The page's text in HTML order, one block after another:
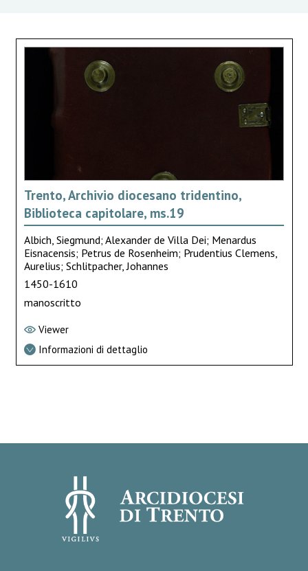
Trento, Archivio diocesano tridentino,
Biblioteca capitolare, ms.19
Albich, Siegmund; Alexander de Villa Dei; Menardus
Eisnacensis; Petrus de Rosenheim; Prudentius Clemens,
Aurelius; Schlitpacher, Johannes
1450-1610
manoscritto
Viewer
Informazioni di dettaglio